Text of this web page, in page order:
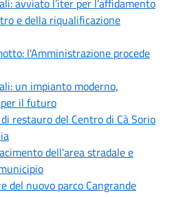
e della riqualificazione
l'Amministrazione procede
un impianto moderno,
il futuro
restauro del Centro di Cà Sorio
dell'area stradale e
del nuovo parco Cangrande